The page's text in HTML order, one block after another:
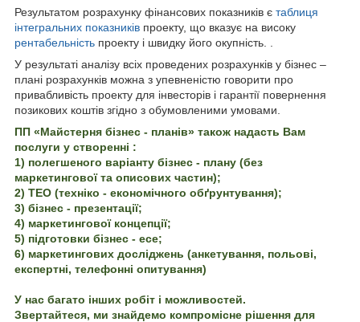
Результатом розрахунку фінансових показників є таблиця
інтегральних показників проекту, що вказує на високу
рентабельність проекту і швидку його окупність. .
У результаті аналізу всіх проведених розрахунків у бізнес –
плані розрахунків можна з упевненістю говорити про
привабливість проекту для інвесторів і гарантії повернення
позикових коштів згідно з обумовленими умовами.
ПП «Майстерня бізнес - планів» також надасть Вам
послуги у створенні :
1) полегшеного варіанту бізнес - плану (без
маркетингової та описових частин);
2) ТЕО (техніко - економічного обґрунтування);
3) бізнес - презентації;
4) маркетингової концепції;
5) підготовки бізнес - есе;
6) маркетингових досліджень (анкетування, польові,
експертні, телефонні опитування)
У нас багато інших робіт і можливостей.
Звертайтеся, ми знайдемо компромісне рішення для